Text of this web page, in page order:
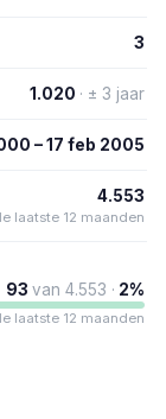
3
1.020 · ± 3 jaar
– 17 feb 2005
4.553
laatste 12 maanden
93 van 4.553 · 2%
laatste 12 maanden